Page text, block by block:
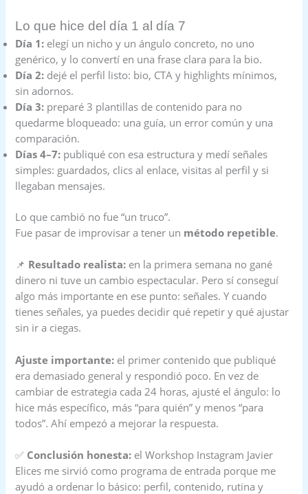
Lo que hice del día 1 al día 7
Día 1: elegí un nicho y un ángulo concreto, no uno
genérico, y lo convertí en una frase clara para la bio.
Día 2: dejé el perfil listo: bio, CTA y highlights mínimos,
sin adornos.
Día 3: preparé 3 plantillas de contenido para no
quedarme bloqueado: una guía, un error común y una
comparación.
Días 4–7: publiqué con esa estructura y medí señales
simples: guardados, clics al enlace, visitas al perfil y si
llegaban mensajes.
Lo que cambió no fue “un truco”.
Fue pasar de improvisar a tener un método repetible.
📌 Resultado realista: en la primera semana no gané
dinero ni tuve un cambio espectacular. Pero sí conseguí
algo más importante en ese punto: señales. Y cuando
tienes señales, ya puedes decidir qué repetir y qué ajustar
sin ir a ciegas.
Ajuste importante: el primer contenido que publiqué
era demasiado general y respondió poco. En vez de
cambiar de estrategia cada 24 horas, ajusté el ángulo: lo
hice más específico, más “para quién” y menos “para
todos”. Ahí empezó a mejorar la respuesta.
✅ Conclusión honesta: el Workshop Instagram Javier
Elices me sirvió como programa de entrada porque me
ayudó a ordenar lo básico: perfil, contenido, rutina y